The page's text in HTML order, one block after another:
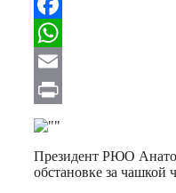
Telegram
Facebook
WhatsApp
Email
Print
Президент РЮО
обстановке за чашкой